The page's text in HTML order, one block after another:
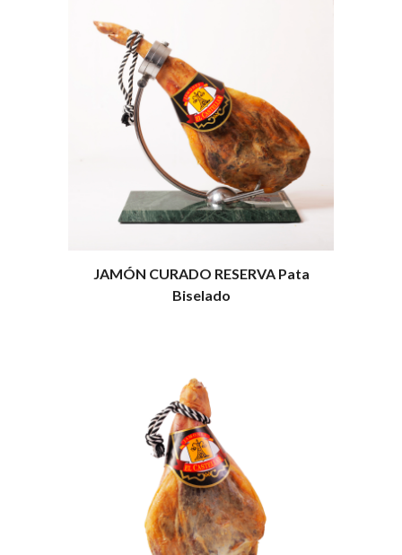
JAMÓN CURADO RESERVA Pata
Biselado